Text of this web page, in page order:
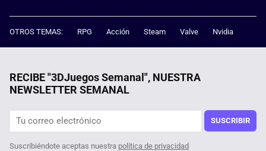
OTROS TEMAS: RPG Acción Steam Valve Nvidia
RECIBE "3DJuegos Semanal", NUESTRA
NEWSLETTER SEMANAL
SUSCRIBIR
Suscribiéndote aceptas nuestra política de privacidad